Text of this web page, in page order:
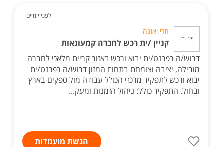
לפני יומיים
חלי ואזנה
קניין /ית רכש לחברה קמעונאות
דרוש/ה רפרנט/ית יבוא ורכש באזור קריית מלאכי לחברה
מובילה, יציבה וצומחת בתחום המזון דרוש/ה רפרנט/ית
יבוא ורכש לתפקיד מרכזי הכולל עבודה מול ספקים בארץ
ובחול. התפקיד כולל: ניהול הזמנות ומעק...
הגשת מועמדות